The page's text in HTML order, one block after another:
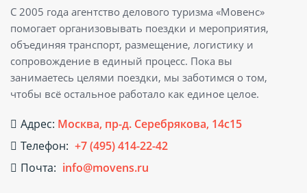
С 2005 года агентство делового туризма «Мовенс»
помогает организовывать поездки и мероприятия,
объединяя транспорт, размещение, логистику и
сопровождение в единый процесс. Пока вы
занимаетесь целями поездки, мы заботимся о том,
чтобы всё остальное работало как единое целое.
Адрес: Москва, пр-д. Серебрякова, 14с15
Телефон: +7 (495) 414-22-42
Почта: info@movens.ru